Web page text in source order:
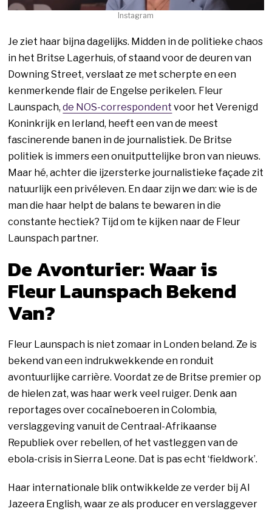
Instagram
Je ziet haar bijna dagelijks. Midden in de politieke chaos
in het Britse Lagerhuis, of staand voor de deuren van
Downing Street, verslaat ze met scherpte en een
kenmerkende flair de Engelse perikelen. Fleur
Launspach,de NOS-correspondent voor het Verenigd
Koninkrijk en Ierland, heeft een van de meest
fascinerende banen in de journalistiek. De Britse
politiek is immers een onuitputtelijke bron van nieuws.
Maar hé, achter die ijzersterke journalistieke façade zit
natuurlijk een privéleven. En daar zijn we dan: wie is de
man die haar helpt de balans te bewaren in die
constante hectiek? Tijd om te kijken naar de Fleur
Launspach partner.
De Avonturier: Waar is
Fleur Launspach Bekend
Van?
Fleur Launspach is niet zomaar in Londen beland. Ze is
bekend van een indrukwekkende en ronduit
avontuurlijke carrière. Voordat ze de Britse premier op
de hielen zat, was haar werk veel ruiger. Denk aan
reportages over cocaïneboeren in Colombia,
verslaggeving vanuit de Centraal-Afrikaanse
Republiek over rebellen, of het vastleggen van de
ebola-crisis in Sierra Leone. Dat is pas echt ‘fieldwork’.
Haar internationale blik ontwikkelde ze verder bij Al
Jazeera English, waar ze als producer en verslaggever